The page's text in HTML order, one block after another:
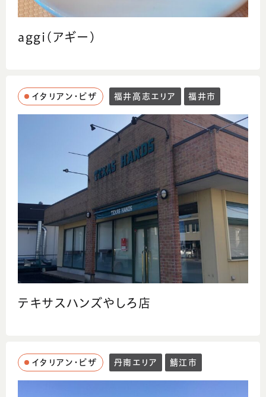
aggi(アギー)
イタリアン・ピザ 福井高志エリア 福井市
テキサスハンズやしろ店
イタリアン・ピザ 丹南エリア 鯖江市